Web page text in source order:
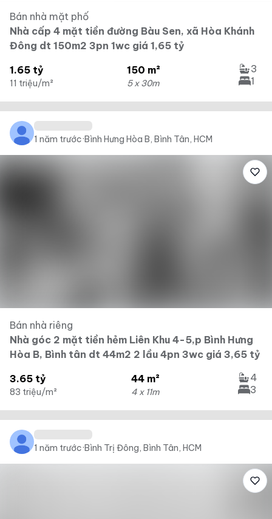
Bán nhà mặt phố
Nhà cấp 4 mặt tiền đường Bàu Sen, xã Hòa Khánh
Đông dt 150m2 3pn 1wc giá 1,65 tỷ
1.65 tỷ
11 triệu/m²
150 m²
5 x 30m
3
1
1 năm trước·Bình Hưng Hòa B, Bình Tân, HCM
Bán nhà riêng
Nhà góc 2 mặt tiền hẻm Liên Khu 4-5,p Bình Hưng
Hòa B, Bình tân dt 44m2 2 lầu 4pn 3wc giá 3,65 tỷ
3.65 tỷ
83 triệu/m²
44 m²
4 x 11m
4
3
1 năm trước·Bình Trị Đông, Bình Tân, HCM